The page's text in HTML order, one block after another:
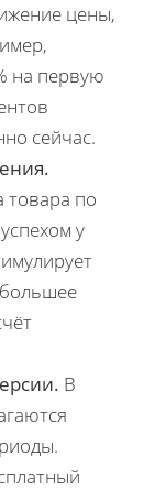
цены,
на первую
сейчас.
товара по
у
В